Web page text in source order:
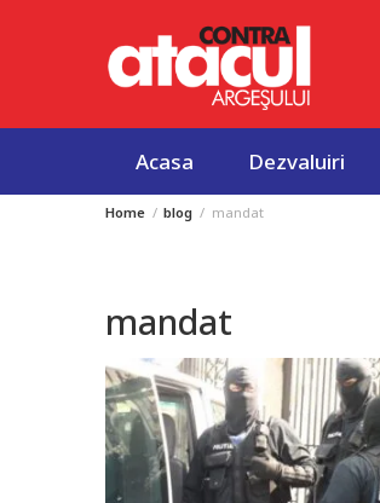
Acasa Dezvaluiri
Home blog mandat
mandat